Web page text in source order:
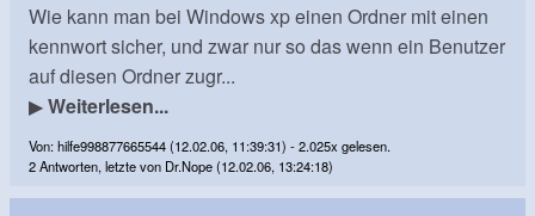
Wie kann man bei Windows xp einen Ordner mit einen
kennwort sicher, und zwar nur so das wenn ein Benutzer
auf diesen Ordner zugr...
▶Weiterlesen...
Von: hilfe998877665544 (12.02.06, 11:39:31) - 2.025x gelesen.
2 Antworten, letzte von Dr.Nope (12.02.06, 13:24:18)